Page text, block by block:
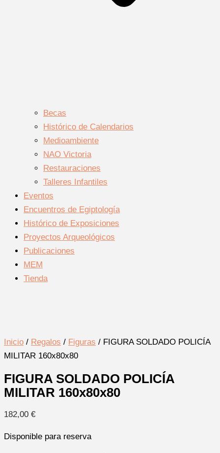
Becas
Histórico de Calendarios
Medioambiente
NAO Victoria
Restauraciones
Talleres Infantiles
Eventos
Encuentros de Egiptología
Histórico de Exposiciones
Proyectos Arqueológicos
Publicaciones
MEM
Tienda
Inicio / Regalos / Figuras / FIGURA SOLDADO POLICÍA
MILITAR 160x80x80
FIGURA SOLDADO POLICÍA
MILITAR 160x80x80
182,00 €
Disponible para reserva